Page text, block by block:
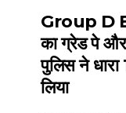
Group D
का ग्रेड पे
पुलिस ने धारा
लिया